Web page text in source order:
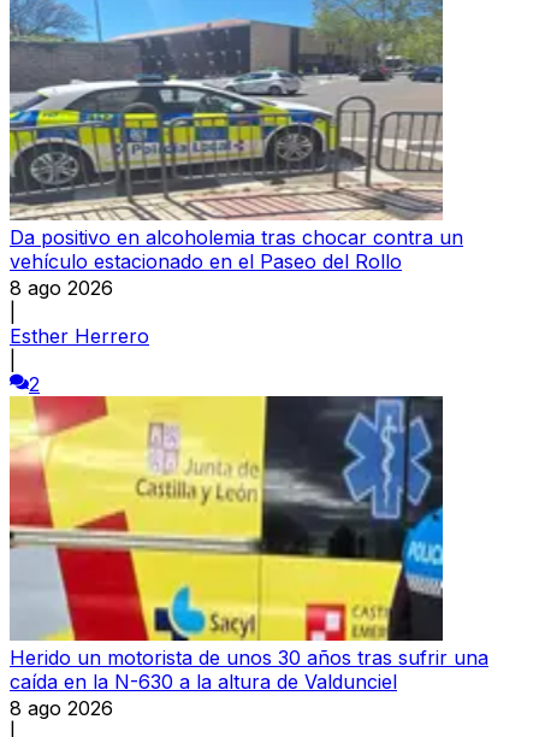
Da positivo en alcoholemia tras chocar contra un
vehículo estacionado en el Paseo del Rollo
8 ago 2026
Esther Herrero
2
Herido un motorista de unos 30 años tras sufrir una
caída en la N-630 a la altura de Valdunciel
8 ago 2026